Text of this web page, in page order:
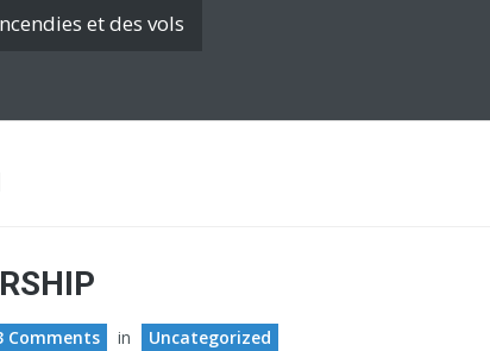
et des vols
Comments in Uncategorized